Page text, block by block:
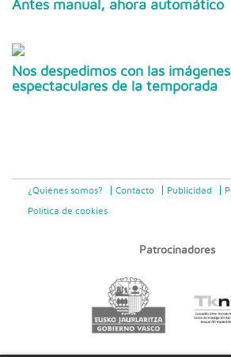
Antes manual, ahora automático
Nos despedimos con las
espectaculares de la temporada
¿Quiénes somos? Contacto Publicidad
Política de cookies
Patrocinadores